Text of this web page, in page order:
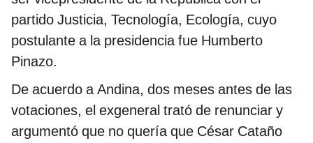
partido Justicia, Tecnología, Ecología, cuyo
postulante a la presidencia fue Humberto
Pinazo.
De acuerdo a Andina, dos meses antes de las
votaciones, el exgeneral trató de renunciar y
argumentó que no quería que César Cataño